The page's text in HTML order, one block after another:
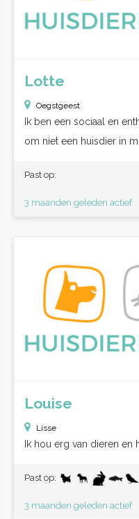
Lotte
Oegstgeest
Ik ben een sociaal en
om niet een huisdier in
Past op:
3 maanden geleden actief
Louise
Lisse
Ik hou erg van dieren en
Past op:
3 maanden geleden actief